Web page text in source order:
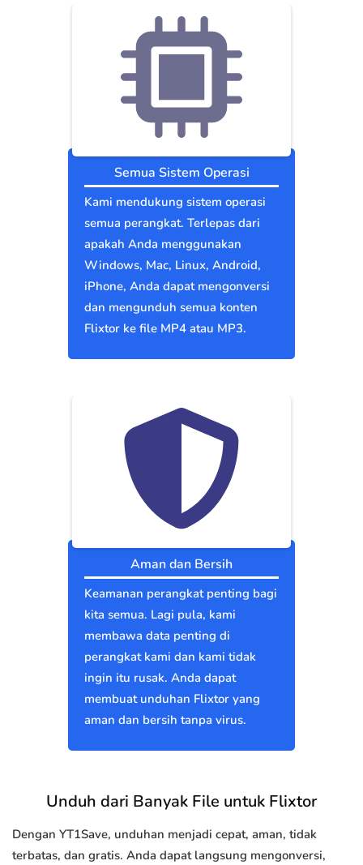
Semua Sistem Operasi
Kami mendukung sistem operasi
semua perangkat. Terlepas dari
apakah Anda menggunakan
Windows, Mac, Linux, Android,
iPhone, Anda dapat mengonversi
dan mengunduh semua konten
Flixtor ke file MP4 atau MP3.
Aman dan Bersih
Keamanan perangkat penting bagi
kita semua. Lagi pula, kami
membawa data penting di
perangkat kami dan kami tidak
ingin itu rusak. Anda dapat
membuat unduhan Flixtor yang
aman dan bersih tanpa virus.
Unduh dari Banyak File untuk Flixtor
Dengan YT1Save, unduhan menjadi cepat, aman, tidak
terbatas, dan gratis. Anda dapat langsung mengonversi,